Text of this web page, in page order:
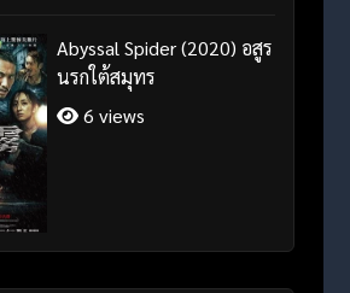
Abyssal Spider (2020) อสูร
นรกใต้สมุทร
6 views